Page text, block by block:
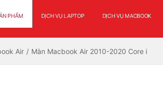
PHẨM DỊCH VỤ LAPTOP DỊCH VỤ MACBOOK
Air Màn Macbook Air 2010-2020 Core i